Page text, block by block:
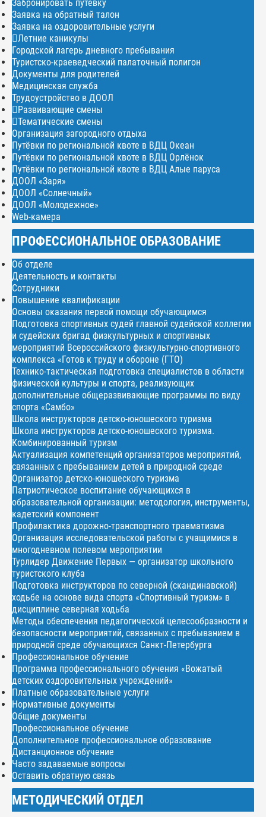
Забронировать путёвку
Заявка на обратный талон
Заявка на оздоровительные услуги
Летние каникулы
Городской лагерь дневного пребывания
Туристско-краеведческий палаточный полигон
Документы для родителей
Медицинская служба
Трудоустройство в ДООЛ
Развивающие смены
Тематические смены
Организация загородного отдыха
Путёвки по региональной квоте в ВДЦ Океан
Путёвки по региональной квоте в ВДЦ Орлёнок
Путёвки по региональной квоте в ВДЦ Алые паруса
ДООЛ «Заря»
ДООЛ «Солнечный»
ДООЛ «Молодежное»
Web-камера
ПРОФЕССИОНАЛЬНОЕ ОБРАЗОВАНИЕ
Об отделе
Деятельность и контакты
Сотрудники
Повышение квалификации
Основы оказания первой помощи обучающимся
Подготовка спортивных судей главной судейской коллегии
и судейских бригад физкультурных и спортивных
мероприятий Всероссийского физкультурно-спортивного
комплекса «Готов к труду и обороне (ГТО)
Технико-тактическая подготовка специалистов в области
физической культуры и спорта, реализующих
дополнительные общеразвивающие программы по виду
спорта «Самбо»
Школа инструкторов детско-юношеского туризма
Школа инструкторов детско-юношеского туризма.
Комбинированный туризм
Актуализация компетенций организаторов мероприятий,
связанных с пребыванием детей в природной среде
Организатор детско-юношеского туризма
Патриотическое воспитание обучающихся в
образовательной организации: методология, инструменты,
кадетский компонент
Профилактика дорожно-транспортного травматизма
Организация исследовательской работы с учащимися в
многодневном полевом мероприятии
Турлидер Движение Первых — организатор школьного
туристского клуба
Подготовка инструкторов по северной (скандинавской)
ходьбе на основе вида спорта «Спортивный туризм» в
дисциплине северная ходьба
Методы обеспечения педагогической целесообразности и
безопасности мероприятий, связанных с пребыванием в
природной среде обучающихся Санкт-Петербурга
Профессиональное обучение
Программа профессионального обучения «Вожатый
детских оздоровительных учреждений»
Платные образовательные услуги
Нормативные документы
Общие документы
Профессиональное обучение
Дополнительное профессиональное образование
Дистанционное обучение
Часто задаваемые вопросы
Оставить обратную связь
МЕТОДИЧЕСКИЙ ОТДЕЛ